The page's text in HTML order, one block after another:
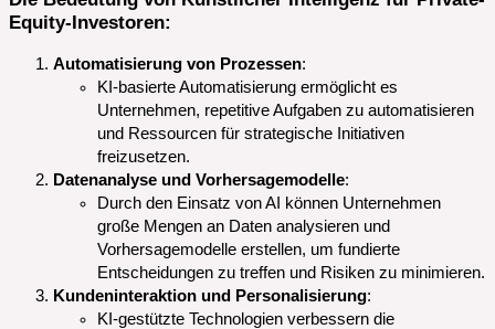
Equity-Investoren:
Automatisierung von Prozessen:
KI-basierte Automatisierung ermöglicht es
Unternehmen, repetitive Aufgaben zu automatisieren
und Ressourcen für strategische Initiativen
freizusetzen.
Datenanalyse und Vorhersagemodelle:
Durch den Einsatz von AI können Unternehmen
große Mengen an Daten analysieren und
Vorhersagemodelle erstellen, um fundierte
Entscheidungen zu treffen und Risiken zu minimieren.
Kundeninteraktion und Personalisierung:
KI-gestützte Technologien verbessern die